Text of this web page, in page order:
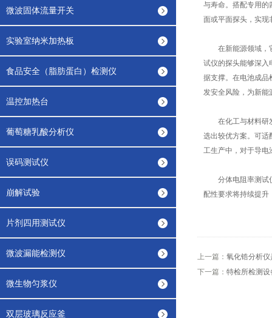
微波固体流量开关
实验室纳米加热板
食品安全（脂肪蛋白）检测仪
温控加热台
葡萄糖乳酸分析仪
误码测试仪
崩解试验
片剂四用测试仪
微波漏能检测仪
微生物匀浆仪
双层玻璃反应釜
与寿命。搭配专用的
面或平面探头，实现
在新能源领域，它
试仪的探头能够深入
据支撑。在电池成品
发安全风险，为新能
在化工与材料研发
选出较优方案。可适
工生产中，对于导电
分体电阻率测试仪
配性要求将持续提
上一篇： 氧化锆分析
下一篇： 特检所检测